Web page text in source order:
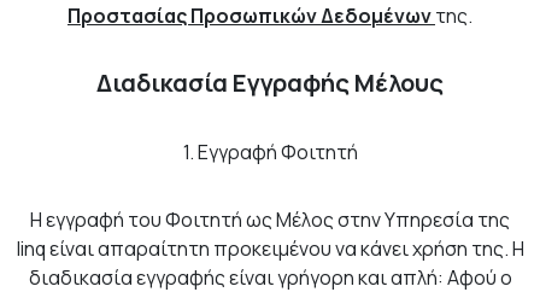
Προστασίας Προσωπικών Δεδομένωντης.
Διαδικασία Εγγραφής Μέλους
1. Eγγραφή Φοιτητή
Η εγγραφή του Φοιτητή ως Μέλος στην Υπηρεσία της
linq είναι απαραίτητη προκειμένου να κάνει χρήση της. Η
διαδικασία εγγραφής είναι γρήγορη και απλή: Αφού ο